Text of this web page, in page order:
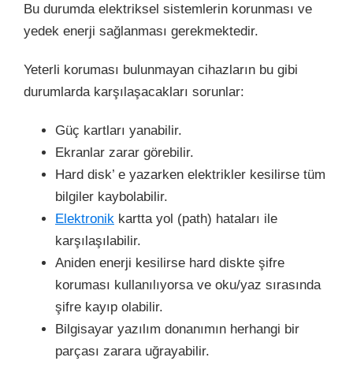
Bu durumda elektriksel sistemlerin korunması ve
yedek enerji sağlanması gerekmektedir.
Yeterli koruması bulunmayan cihazların bu gibi
durumlarda karşılaşacakları sorunlar:
Güç kartları yanabilir.
Ekranlar zarar görebilir.
Hard disk’ e yazarken elektrikler kesilirse tüm
bilgiler kaybolabilir.
Elektronik kartta yol (path) hataları ile
karşılaşılabilir.
Aniden enerji kesilirse hard diskte şifre
koruması kullanılıyorsa ve oku/yaz sırasında
şifre kayıp olabilir.
Bilgisayar yazılım donanımın herhangi bir
parçası zarara uğrayabilir.